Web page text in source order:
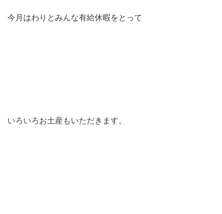
今月はわりとみんな有給休暇をとって
いろいろお土産もいただきます。